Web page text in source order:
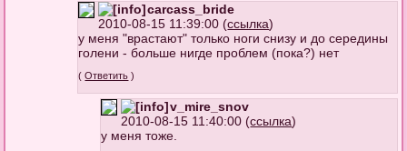
carcass_bride
2010-08-15 11:39:00 (ссылка)
у меня "врастают" только ноги снизу и до середины
голени - больше нигде проблем (пока?) нет
(Ответить )
v_mire_snov
2010-08-15 11:40:00 (ссылка)
у меня тоже.